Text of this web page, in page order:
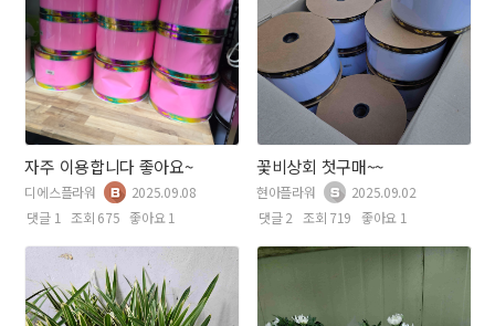
자주 이용합니다 좋아요~
디에스플라워
2025.09.08
댓글 1
조회 675 좋아요 1
꽃비상회 첫구매~~
현아플라워
2025.09.02
댓글 2 조회 719 좋아요 1